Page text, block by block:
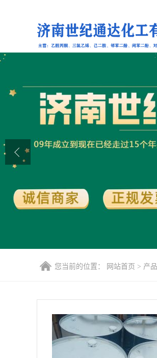
公司首页
产品展厅
联系方式
您当前的位置： 网站首页 > 产